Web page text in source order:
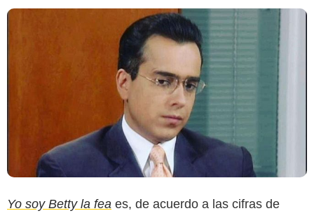
Yo soy Betty la fea es, de acuerdo a las cifras de